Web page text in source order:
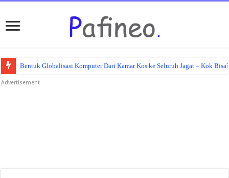
Bentuk Globalisasi Komputer Dari Kamar Kos ke Seluruh Jagat – Kok
Advertisement